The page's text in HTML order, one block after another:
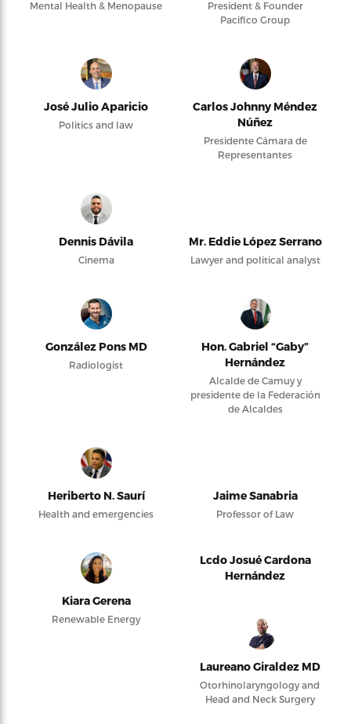
Mental Health & Menopause
President & Founder
Pacifico Group
José Julio Aparicio
Politics and law
Carlos Johnny Méndez
Núñez
Presidente Cámara de
Representantes
Dennis Dávila
Cinema
Mr. Eddie López Serrano
Lawyer and political analyst
González Pons MD
Radiologist
Hon. Gabriel “Gaby”
Hernández
Alcalde de Camuy y
presidente de la Federación
de Alcaldes
Heriberto N. Saurí
Health and emergencies
Jaime Sanabria
Professor of Law
Kiara Gerena
Renewable Energy
Lcdo Josué Cardona
Hernández
Laureano Giraldez MD
Otorhinolaryngology and
Head and Neck Surgery